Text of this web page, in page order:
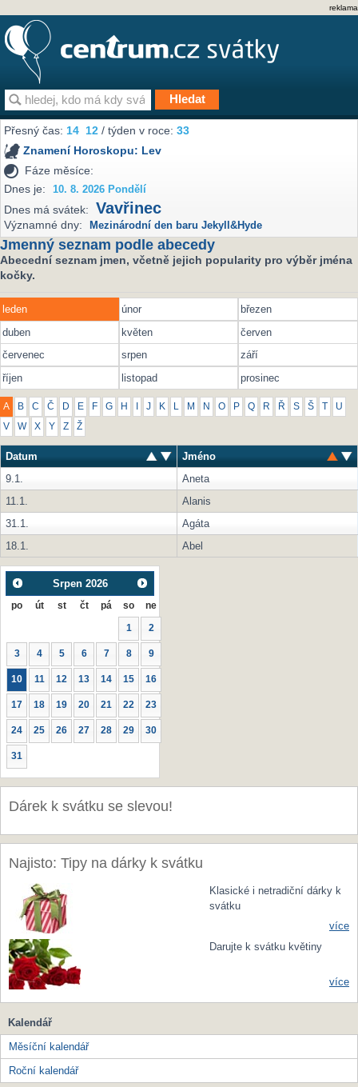
reklama
Přesný čas:14 12 / týden v roce:33
Znamení Horoskopu: Lev
Fáze měsíce:
Dnes je:
10. 8. 2026 Pondělí
Dnes má svátek: Vavřinec
Významné dny: Mezinárodní den baru Jekyll&Hyde
Jmenný seznam podle abecedy
Abecední seznam jmen, včetně jejich popularity pro výběr jména
kočky.
leden únor
březen
duben
květen
červen
červenec
srpen
září
říjen
listopad prosinec
A B C Č D E F G H J K L M N O P Q R Ř S Š U
V W X Y Z Ž
Datum
Jméno
9.1.
Aneta
11.1.
Alanis
31.1.
Agáta
18.1.
Abel
Srpen 2026
po út st čt pá so ne
1 2
3 4 5 6 7 8 9
10 11 12 13 14 15 16
17 18 19 20 21 22 23
24 25 26 27 28 29 30
31
Dárek k svátku se slevou!
Najisto: Tipy na dárky k svátku
Klasické i netradiční dárky k
svátku
více
Darujte k svátku květiny
více
Kalendář
Měsíční kalendář
Roční kalendář